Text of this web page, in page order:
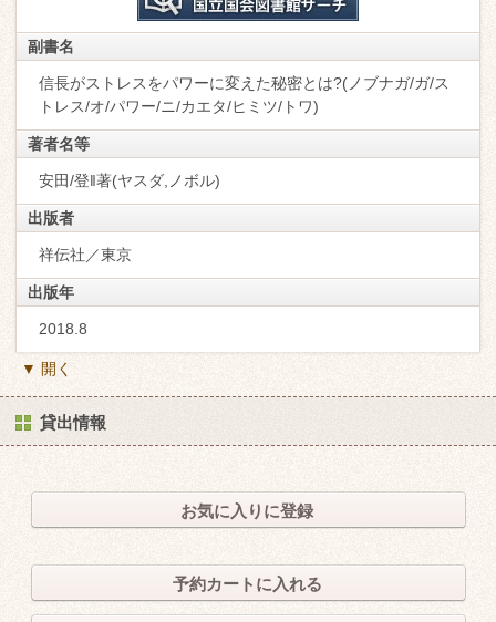
副書名
信長がストレスをパワーに変えた秘密とは?(ノブナガ/ガ/ス
トレス/オ/パワー/ニ/カエタ/ヒミツ/トワ)
著者名等
安田/登‖著(ヤスダ,ノボル)
出版者
祥伝社／東京
出版年
2018.8
▼ 開く
貸出情報
お気に入りに登録
予約カートに入れる